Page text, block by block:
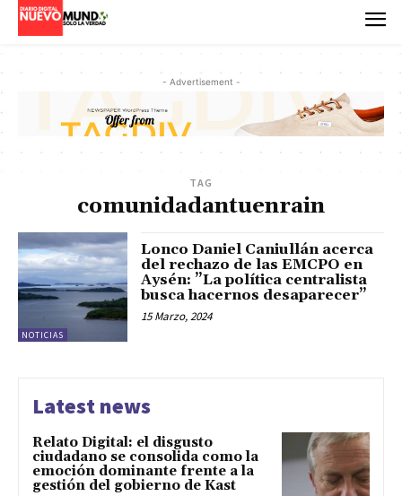
- Advertisement -
TAG
comunidadantuenrain
NOTICIAS
Lonco Daniel Caniullán acerca
del rechazo de las EMCPO en
Aysén: ”La política centralista
busca hacernos desaparecer”
15 Marzo, 2024
Latest news
Relato Digital: el disgusto
ciudadano se consolida como la
emoción dominante frente a la
gestión del gobierno de Kast